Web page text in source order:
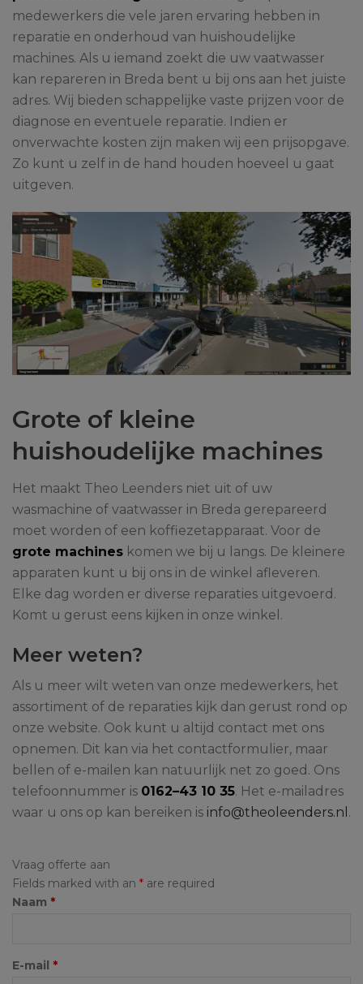
medewerkers die vele jaren ervaring hebben in
reparatie en onderhoud van huishoudelijke
machines. Als u iemand zoekt die uw vaatwasser
kan repareren in Breda bent u bij ons aan het juiste
adres. Wij bieden schappelijke vaste prijzen voor de
diagnose en eventuele reparatie. Indien er
onverwachte kosten zijn maken wij een prijsopgave.
Zo kunt u zelf in de hand houden hoeveel u gaat
uitgeven.
Grote of kleine
huishoudelijke machines
Het maakt Theo Leenders niet uit of uw
wasmachine of vaatwasser in Breda gerepareerd
moet worden of een koffiezetapparaat. Voor de
grote machines komen we bij u langs. De kleinere
apparaten kunt u bij ons in de winkel afleveren.
Elke dag worden er diverse reparaties uitgevoerd.
Komt u gerust eens kijken in onze winkel.
Meer weten?
Als u meer wilt weten van onze medewerkers, het
assortiment of de reparaties kijk dan gerust rond op
onze website. Ook kunt u altijd contact met ons
opnemen. Dit kan via het contactformulier, maar
bellen of e-mailen kan natuurlijk net zo goed. Ons
telefoonnummer is 0162–43 10 35. Het e-mailadres
waar u ons op kan bereiken is info@theoleenders.nl .
Vraag offerte aan
Fields marked with an * are required
Naam *
E-mail *